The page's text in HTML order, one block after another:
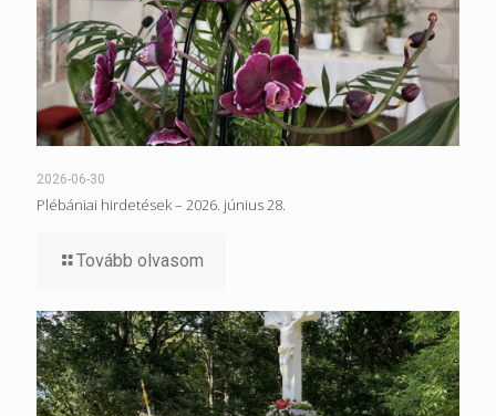
2026-06-30
Plébániai hirdetések – 2026. június 28.
Tovább olvasom